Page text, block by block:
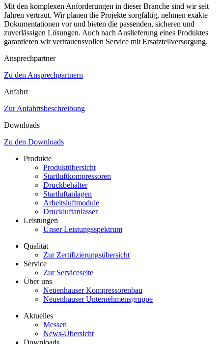
Mit den komplexen Anforderungen in dieser Branche sind wir seit
Jahren vertraut. Wir planen die Projekte sorgfältig, nehmen exakte
Dokumentationen vor und bieten die passenden, sicheren und
zuverlässigen Lösungen. Auch nach Auslieferung eines Produktes
garantieren wir vertrauensvollen Service mit Ersatzteilversorgung.
Ansprechpartner
Zu den Ansprechpartnern
Anfahrt
Zur Anfahrtsbeschreibung
Downloads
Zu den Downloads
Produkte
Produktübersicht
Startluftkompressoren
Druckbehälter
Startluftanlagen
Arbeitsluftmodule
Druckluftanlasser
Leistungen
Unser Leistungsspektrum
Qualität
Zur Zertifizierungsübersicht
Service
Zur Serviceseite
Über uns
Neuenhauser Kompressorenbau
Neuenhauser Unternehmensgruppe
Aktuelles
Messen
News-Übersicht